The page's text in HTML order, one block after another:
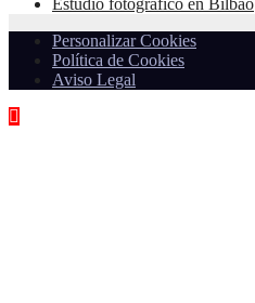
Estudio fotográfico en Bilbao
Personalizar Cookies
Política de Cookies
Aviso Legal